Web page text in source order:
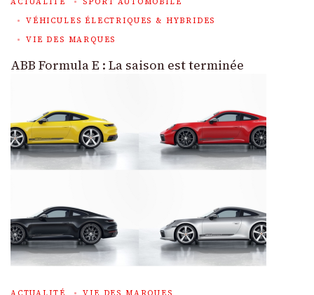
VÉHICULES ÉLECTRIQUES & HYBRIDES
VIE DES MARQUES
ABB Formula E : La saison est terminée
ACTUALITÉ VIE DES MARQUES